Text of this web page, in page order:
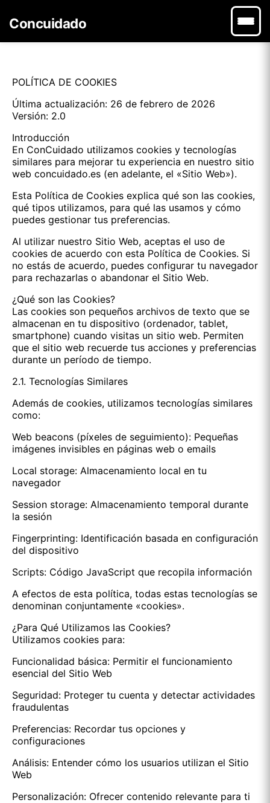
Concuidado
POLÍTICA DE COOKIES
Última actualización: 26 de febrero de 2026
Versión: 2.0
Introducción
En ConCuidado utilizamos cookies y tecnologías
similares para mejorar tu experiencia en nuestro sitio
web concuidado.es (en adelante, el «Sitio Web»).
Esta Política de Cookies explica qué son las cookies,
qué tipos utilizamos, para qué las usamos y cómo
puedes gestionar tus preferencias.
Al utilizar nuestro Sitio Web, aceptas el uso de
cookies de acuerdo con esta Política de Cookies. Si
no estás de acuerdo, puedes configurar tu navegador
para rechazarlas o abandonar el Sitio Web.
¿Qué son las Cookies?
Las cookies son pequeños archivos de texto que se
almacenan en tu dispositivo (ordenador, tablet,
smartphone) cuando visitas un sitio web. Permiten
que el sitio web recuerde tus acciones y preferencias
durante un período de tiempo.
2.1. Tecnologías Similares
Además de cookies, utilizamos tecnologías similares
como:
Web beacons (píxeles de seguimiento): Pequeñas
imágenes invisibles en páginas web o emails
Local storage: Almacenamiento local en tu
navegador
Session storage: Almacenamiento temporal durante
la sesión
Fingerprinting: Identificación basada en configuración
del dispositivo
Scripts: Código JavaScript que recopila información
A efectos de esta política, todas estas tecnologías se
denominan conjuntamente «cookies».
¿Para Qué Utilizamos las Cookies?
Utilizamos cookies para:
Funcionalidad básica: Permitir el funcionamiento
esencial del Sitio Web
Seguridad: Proteger tu cuenta y detectar actividades
fraudulentas
Preferencias: Recordar tus opciones y
configuraciones
Análisis: Entender cómo los usuarios utilizan el Sitio
Web
Personalización: Ofrecer contenido relevante para ti